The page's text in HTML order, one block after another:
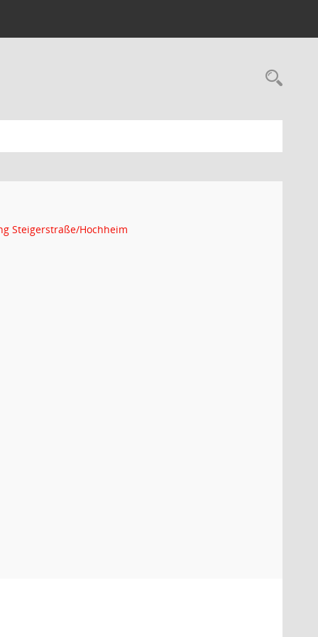
Steigerstraße/Hochheim